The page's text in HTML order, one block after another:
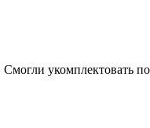
укомплектовать